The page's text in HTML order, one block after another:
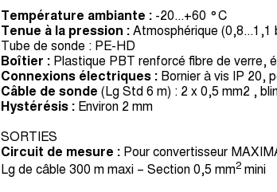
Température ambiante : -20...+60 °C
Tenue à la pression : Atmosphérique (0,8...1,1
Tube de sonde : PE-HD
Boîtier : Plastique PBT renforcé fibre de verre,
Connexions électriques : Bornier à vis IP 20,
Câble de sonde (Lg Std 6 m) : 2 x 0,5 mm2 ,
Hystérésis : Environ 2 mm
SORTIES
Circuit de mesure : Pour convertisseur
Lg de câble 300 m maxi – Section 0,5 mm2 mini